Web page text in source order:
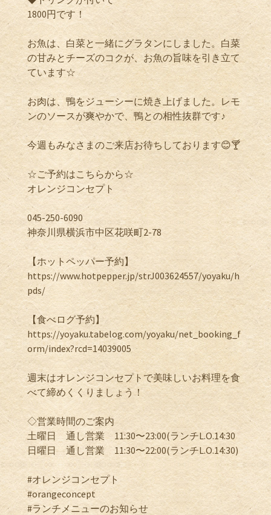
1800円です！
お魚は、白菜と一緒にグラタンにしました。白菜
の甘みとチーズのコクが、お魚の旨味を引き立て
ています☆
お肉は、鴨をジューシーに焼き上げました。レモ
ンのソースが爽やかで、鴨との相性抜群です♪
今週もみなさまのご来店お待ちしております😊🍸
☆ご予約はこちらから☆
オレンジコンセプト
045-250-6090
神奈川県横浜市中区花咲町2-78
【ホットペッパー予約】
https://www.hotpepper.jp/strJ003624557/yoyaku/h
pds/
【食べログ予約】
https://yoyaku.tabelog.com/yoyaku/net_booking_f
orm/index?rcd=14039005
週末はオレンジコンセプトで美味しいお料理を食
べて締めくくりましょう！
◇営業時間のご案内
土曜日 通し営業 11:30〜23:00(ランチL.O.14:30
日曜日 通し営業 11:30〜22:00(ランチL.O.14:30)
#オレンジコンセプト
#orangeconcept
#ランチメニューのお知らせ